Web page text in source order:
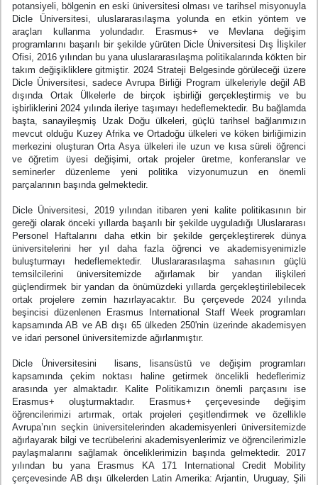
potansiyeli, bölgenin en eski üniversitesi olması ve tarihsel misyonuyla
Dicle Üniversitesi, uluslararasılaşma yolunda en etkin yöntem ve
araçları kullanma yolundadır. Erasmus+ ve Mevlana değişim
programlarını başarılı bir şekilde yürüten Dicle Üniversitesi Dış İlişkiler
Ofisi, 2016 yılından bu yana uluslararasılaşma politikalarında kökten bir
takım değişikliklere gitmiştir. 2024 Strateji Belgesinde görüleceği üzere
Dicle Üniversitesi, sadece Avrupa Birliği Program ülkeleriyle değil AB
dışında Ortak Ülkelerle de birçok işbirliği gerçekleştirmiş ve bu
işbirliklerini 2024 yılında ileriye taşımayı hedeflemektedir. Bu bağlamda
başta, sanayileşmiş Uzak Doğu ülkeleri, güçlü tarihsel bağlarımızın
mevcut olduğu Kuzey Afrika ve Ortadoğu ülkeleri ve köken birliğimizin
merkezini oluşturan Orta Asya ülkeleri ile uzun ve kısa süreli öğrenci
ve öğretim üyesi değişimi, ortak projeler üretme, konferanslar ve
seminerler düzenleme yeni politika vizyonumuzun en önemli
parçalarının başında gelmektedir.
Dicle Üniversitesi, 2019 yılından itibaren yeni kalite politikasının bir
gereği olarak önceki yıllarda başarılı bir şekilde uyguladığı Uluslararası
Personel Haftalarını daha etkin bir şekilde gerçekleştirerek dünya
üniversitelerini her yıl daha fazla öğrenci ve akademisyenimizle
buluşturmayı hedeflemektedir. Uluslararasılaşma sahasının güçlü
temsilcilerini üniversitemizde ağırlamak bir yandan ilişkileri
güçlendirmek bir yandan da önümüzdeki yıllarda gerçekleştirilebilecek
ortak projelere zemin hazırlayacaktır. Bu çerçevede 2024 yılında
beşincisi düzenlenen Erasmus International Staff Week programları
kapsamında AB ve AB dışı 65 ülkeden 250'nin üzerinde akademisyen
ve idari personel üniversitemizde ağırlanmıştır.
Dicle Üniversitesini lisans, lisansüstü ve değişim programları
kapsamında çekim noktası haline getirmek öncelikli hedeflerimiz
arasında yer almaktadır. Kalite Politikamızın önemli parçasını ise
Erasmus+ oluşturmaktadır. Erasmus+ çerçevesinde değişim
öğrencilerimizi artırmak, ortak projeleri çeşitlendirmek ve özellikle
Avrupa’nın seçkin üniversitelerinden akademisyenleri üniversitemizde
ağırlayarak bilgi ve tecrübelerini akademisyenlerimiz ve öğrencilerimizle
paylaşmalarını sağlamak önceliklerimizin başında gelmektedir. 2017
yılından bu yana Erasmus KA 171 International Credit Mobility
çerçevesinde AB dışı ülkelerden Latin Amerika: Arjantin, Uruguay, Şili